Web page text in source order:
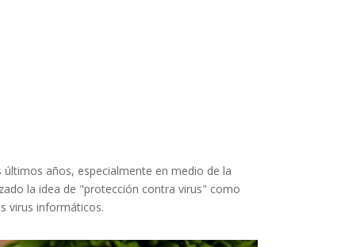
años, especialmente en medio de la
la idea de "protección contra virus" como
virus informáticos.